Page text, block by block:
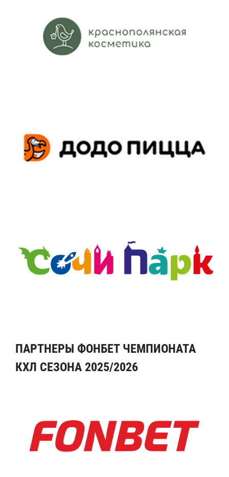
ПАРТНЕРЫ ФОНБЕТ ЧЕМПИОНАТА
КХЛ СЕЗОНА 2025/2026